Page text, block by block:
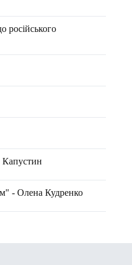
російського
Капустин
- Олена Кудренко